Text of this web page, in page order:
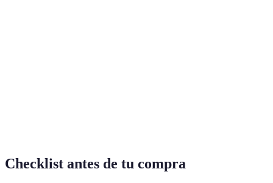
Checklist antes de tu compra